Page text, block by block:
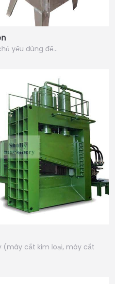
yếu dùng để…
(máy cắt kim loại, máy cắt